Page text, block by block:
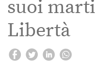
suoi
Libertà